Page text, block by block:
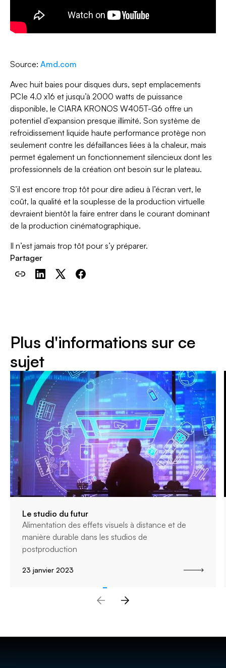
Partager
Source: Amd.com
Avec huit baies pour disques durs, sept emplacements
PCIe 4.0 x16 et jusqu’à 2000 watts de puissance
disponible, le CIARA KRONOS W405T-G6 offre un
potentiel d’expansion presque illimité. Son système de
refroidissement liquide haute performance protège non
seulement contre les défaillances liées à la chaleur, mais
permet également un fonctionnement silencieux dont les
professionnels de la création ont besoin sur le plateau.
S’il est encore trop tôt pour dire adieu à l’écran vert, le
coût, la qualité et la souplesse de la production virtuelle
devraient bientôt la faire entrer dans le courant dominant
de la production cinématographique.
Il n’est jamais trop tôt pour s’y préparer.
Plus d'informations sur ce
sujet
Le studio du futur
Alimentation des effets visuels à distance et de
manière durable dans les studios de
postproduction
23 janvier 2023